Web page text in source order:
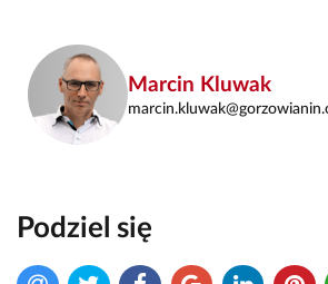
Marcin Kluwak
Podziel się